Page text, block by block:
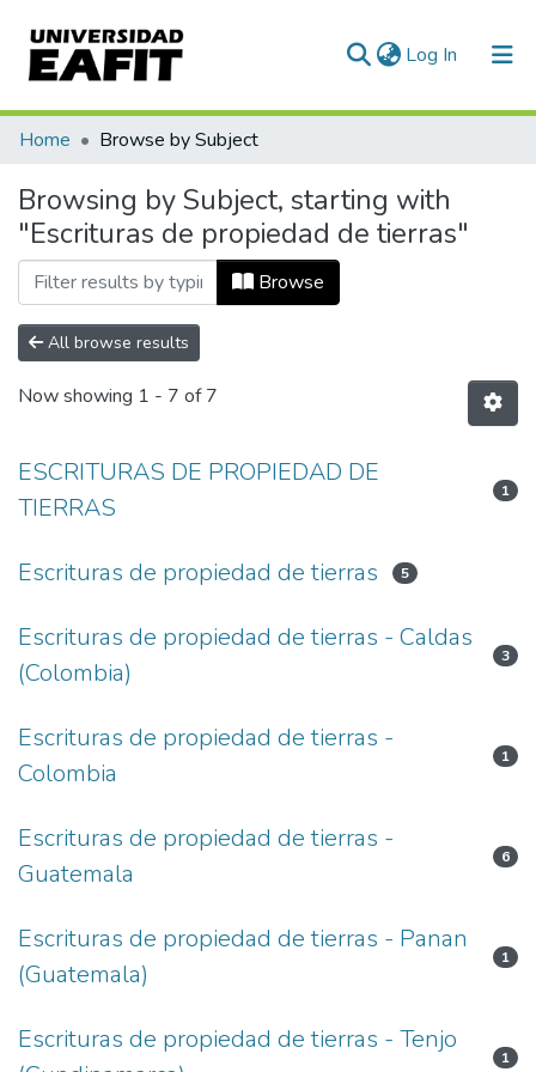
Log In (current)
Communities & Collections
All of DSpace
Home Browse by Subject
Browsing by Subject, starting with
"Escrituras de propiedad de tierras"
Browse
All browse results
Now showing 1 - 7 of 7
ESCRITURAS DE PROPIEDAD DE
TIERRAS
1
Escrituras de propiedad de tierras 5
Escrituras de propiedad de tierras - Caldas
(Colombia)
3
Escrituras de propiedad de tierras -
Colombia
1
Escrituras de propiedad de tierras -
Guatemala
6
Escrituras de propiedad de tierras - Panan
(Guatemala)
1
Escrituras de propiedad de tierras - Tenjo
1